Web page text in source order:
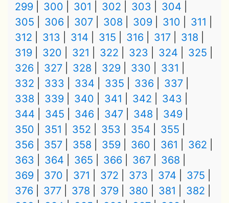
299
300 301 302 303
304
305
306 307 308 309 310
311
312
313 314 315 316 317
318
319
320 321 322 323 324
325
326
327 328 329 330
331
332
333 334 335 336
337
338
339 340 341 342
343
344
345 346 347 348
349
350
351 352 353 354
355
356
357 358 359 360 361
362
363
364 365 366 367
368
369
370 371 372 373 374
375
376
377 378 379 380 381
382